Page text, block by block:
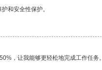
和安全性保护。
，让我能够更轻松地完成工作任务。